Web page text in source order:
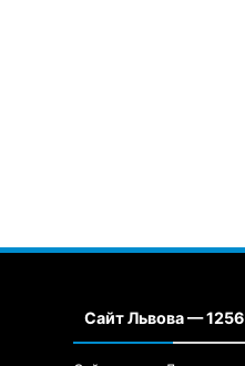
Сайт Львова — 1256